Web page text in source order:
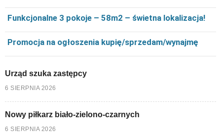
Funkcjonalne 3 pokoje – 58m2 – świetna lokalizacja!
Promocja na ogłoszenia kupię/sprzedam/wynajmę
Urząd szuka zastępcy
6 SIERPNIA 2026
Nowy piłkarz biało-zielono-czarnych
6 SIERPNIA 2026